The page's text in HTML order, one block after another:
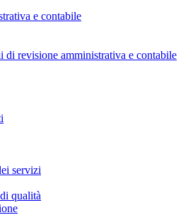
e contabile
di revisione amministrativa e contabile
servizi
qualità